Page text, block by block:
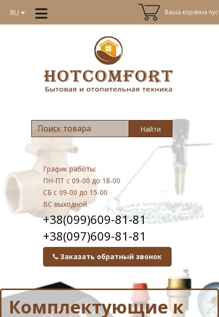
RU ≡ Ваша корзина
Найти
График работы:
ПН-ПТ с 09-00 до 18-00
СБ с 09-00 до 15-00
ВС выходной
+38(099)609-81-81
+38(097)609-81-81
Заказать обратный звонок
Комплектующие к